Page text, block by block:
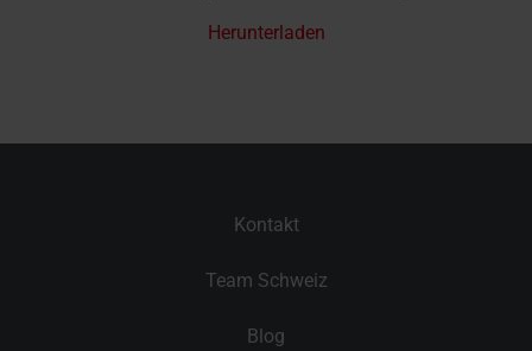
Herunterladen
Kontakt
Team Schweiz
Blog